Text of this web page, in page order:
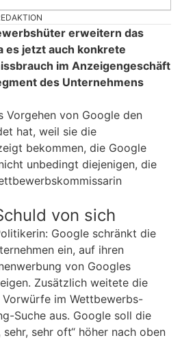
erweitern das
es jetzt auch konkrete
im Anzeigengeschäft
des Unternehmens
Vorgehen von Google den
hat, weil sie die
bekommen, die Google
unbedingt diejenigen, die
von sich
Google schränkt die
ein, auf ihren
von Googles
Zusätzlich weitete die
Vorwürfe im Wettbewerbs-
Suche aus. Google soll die
sehr, sehr oft“ höher nach oben